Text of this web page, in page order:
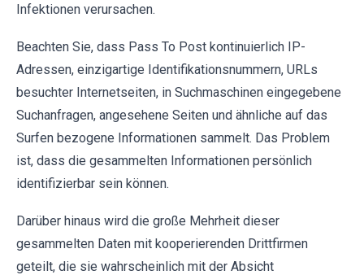
Infektionen verursachen.
Beachten Sie, dass Pass To Post kontinuierlich IP-
Adressen, einzigartige Identifikationsnummern, URLs
besuchter Internetseiten, in Suchmaschinen eingegebene
Suchanfragen, angesehene Seiten und ähnliche auf das
Surfen bezogene Informationen sammelt. Das Problem
ist, dass die gesammelten Informationen persönlich
identifizierbar sein können.
Darüber hinaus wird die große Mehrheit dieser
gesammelten Daten mit kooperierenden Drittfirmen
geteilt, die sie wahrscheinlich mit der Absicht